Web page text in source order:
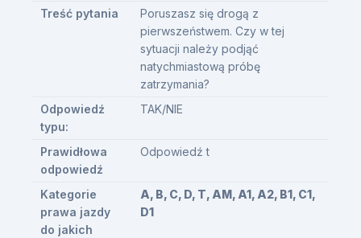
Treść pytania
Poruszasz się drogą z
pierwszeństwem. Czy w tej
sytuacji należy podjąć
natychmiastową próbę
zatrzymania?
Odpowiedź
typu:
TAK/NIE
Prawidłowa
odpowiedź
Odpowiedź t
Kategorie
prawa jazdy
do jakich
A, B, C, D, T, AM, A1, A2, B1, C1,
D1